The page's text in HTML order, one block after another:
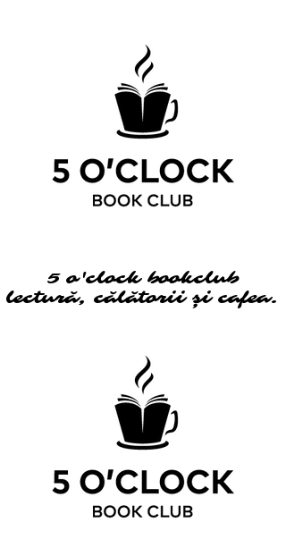
5 o'clock bookclub
lectură, călătorii și cafea.
5 o'clock bookclub
lectură, călătorii și cafea.